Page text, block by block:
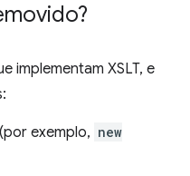
implementam XSLT, e
(por exemplo, new